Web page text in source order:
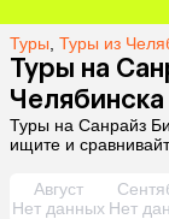
Туры Туры из
Туры на
Челябинска
Туры на Санрайз
ищите и
Август
Нет данных Нет